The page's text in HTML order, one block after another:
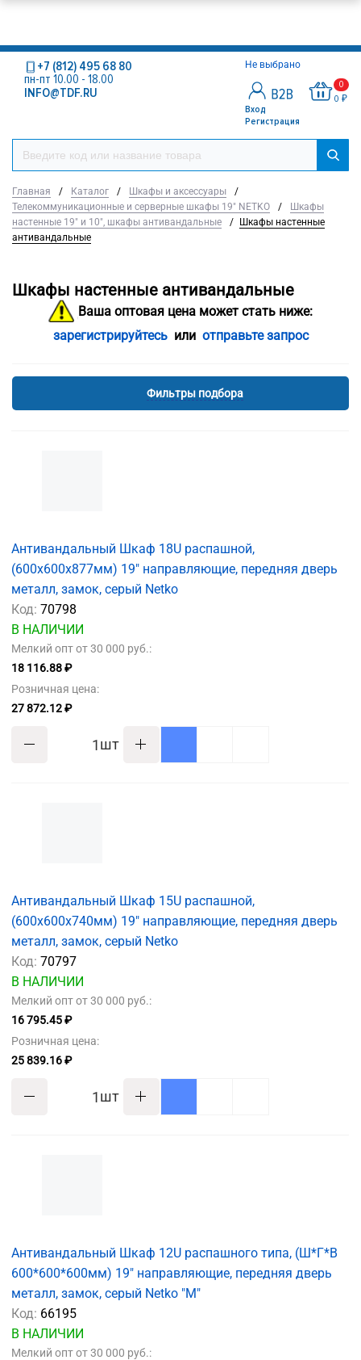
Не выбрано
Вход
Регистрация
0
0 ₽
+7 (812) 495 68 80
пн-пт 10.00 - 18.00
INFO@TDF.RU
Главная / Каталог / Шкафы и аксессуары
/
Телекоммуникационные и серверные шкафы 19" NETKO
/
Шкафы
настенные 19" и 10", шкафы антивандальные
/
Шкафы настенные
антивандальные
Шкафы настенные антивандальные
Ваша оптовая цена может стать ниже:
зарегистрируйтесьили отправьте запрос
Фильтры подбора
Антивандальный Шкаф 18U распашной,
(600x600x877мм) 19" направляющие, передняя дверь
металл, замок, серый Netko
Код: 70798
В НАЛИЧИИ
Мелкий опт от 30 000 руб.:
18 116.88 ₽
Розничная цена:
27 872.12 ₽
шт
Антивандальный Шкаф 15U распашной,
(600x600x740мм) 19" направляющие, передняя дверь
металл, замок, серый Netko
Код: 70797
В НАЛИЧИИ
Мелкий опт от 30 000 руб.:
16 795.45 ₽
Розничная цена:
25 839.16 ₽
шт
Антивандальный Шкаф 12U распашного типа, (Ш*Г*В
600*600*600мм) 19" направляющие, передняя дверь
металл, замок, серый Netko "M"
Код: 66195
В НАЛИЧИИ
Мелкий опт от 30 000 руб.: